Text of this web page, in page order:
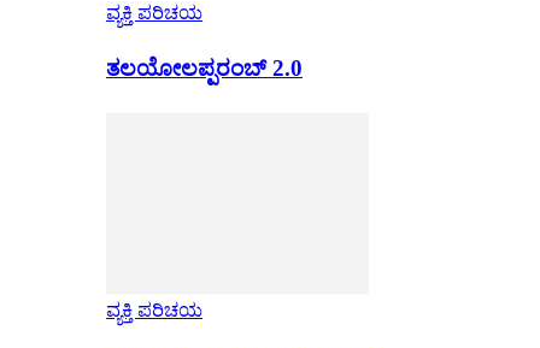
ವ್ಯಕ್ತಿ ಪರಿಚಯ
ತಲಯೋಲಪ್ಪರಂಬ್ 2.0
ವ್ಯಕ್ತಿ ಪರಿಚಯ